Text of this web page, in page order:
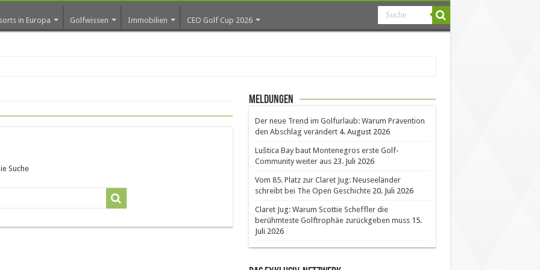
in Europa Golfwissen Immobilien CEO Golf Cup 2026
Suche
Meldungen
Der neue Trend im Golfurlaub: Warum Prävention
den Abschlag verändert 4. August 2026
Luštica Bay baut Montenegros erste Golf-
Community weiter aus 23. Juli 2026
Vom 85. Platz zur Claret Jug: Neuseeländer
schreibt bei The Open Geschichte 20. Juli 2026
Claret Jug: Warum Scottie Scheffler die
berühmteste Golftrophäe zurückgeben muss 15.
Juli 2026